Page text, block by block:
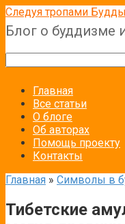
Перейти
к
контенту
Следуя тропами
Блог о буддизме
Главная
Все статьи
О блоге
Об авторах
Помощь проекту
Контакты
Главная » Символы в
Тибетские